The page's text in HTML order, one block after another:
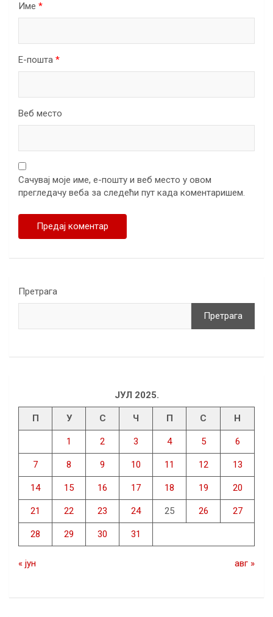
Име *
Е-пошта *
Веб место
Сачувај моје име, е-пошту и веб место у овом
прегледачу веба за следећи пут када коментаришем.
Претрага
Претрага
ЈУЛ 2025.
П У С Ч П С Н
1 2 3 4 5 6
7 8 9 10 11 12 13
14 15 16 17 18 19 20
21 22 23 24 25 26 27
28 29 30 31
« јун авг »